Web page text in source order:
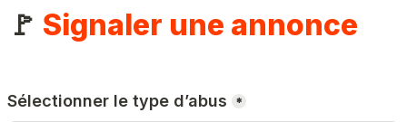
🚩 Signaler une annonce
Sélectionner le type d’abus *